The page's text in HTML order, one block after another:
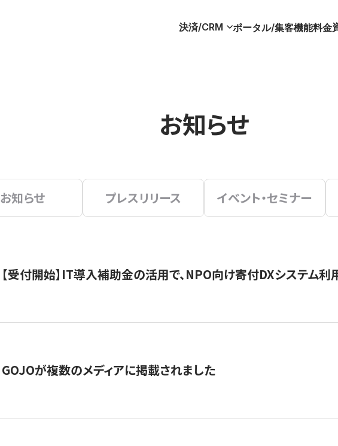
決済/CRM ポータル/集客機能料金
お知らせ
お知らせ プレスリリース イベント・セミナー
【受付開始】IT導入補助金の活用で、NPO向け寄付DXシステム
GOJOが複数のメディアに掲載されました